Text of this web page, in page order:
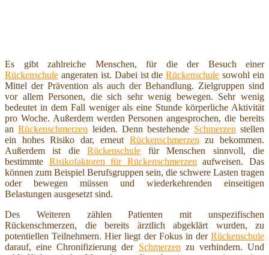
Es gibt zahlreiche Menschen, für die der Besuch einer
Rückenschule angeraten ist. Dabei ist dieRückenschule sowohl ein
Mittel der Prävention als auch der Behandlung. Zielgruppen sind
vor allem Personen, die sich sehr wenig bewegen. Sehr wenig
bedeutet in dem Fall weniger als eine Stunde körperliche Aktivität
pro Woche. Außerdem werden Personen angesprochen, die bereits
anRückenschmerzen leiden. Denn bestehende Schmerzen stellen
ein hohes Risiko dar, erneut Rückenschmerzen zu bekommen.
Außerdem ist dieRückenschule für Menschen sinnvoll, die
bestimmte Risikofaktoren für Rückenschmerzen aufweisen. Das
können zum Beispiel Berufsgruppen sein, die schwere Lasten tragen
oder bewegen müssen und wiederkehrenden einseitigen
Belastungen ausgesetzt sind.
Des Weiteren zählen Patienten mit unspezifischen
Rückenschmerzen, die bereits ärztlich abgeklärt wurden, zu
potentiellen Teilnehmern. Hier liegt der Fokus in der Rückenschule
darauf, eine Chronifizierung der Schmerzen zu verhindern. Und